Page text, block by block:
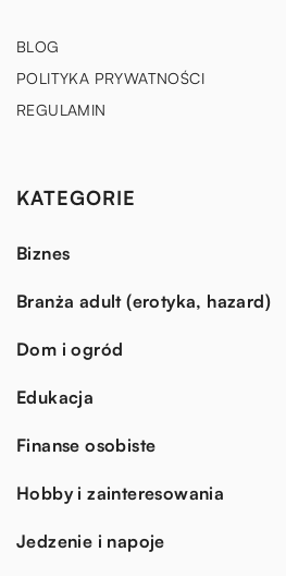
BLOG
POLITYKA PRYWATNOŚCI
REGULAMIN
KATEGORIE
Biznes
Branża adult (erotyka, hazard)
Dom i ogród
Edukacja
Finanse osobiste
Hobby i zainteresowania
Jedzenie i napoje